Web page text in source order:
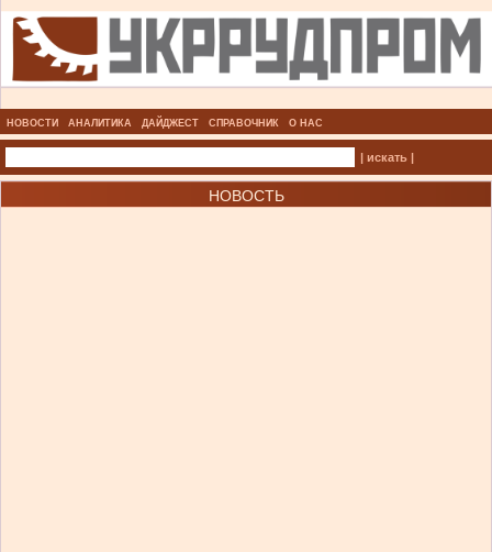
НОВОСТИ АНАЛИТИКА ДАЙДЖЕСТ СПРАВОЧНИК О НАС
| искать |
НОВОСТЬ